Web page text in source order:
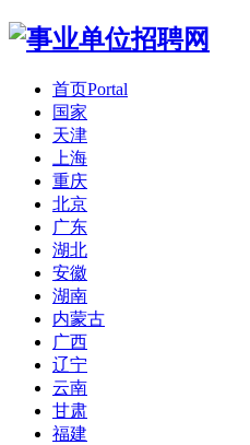
首页Portal
国家
天津
上海
重庆
北京
广东
湖北
安徽
湖南
内蒙古
广西
辽宁
云南
甘肃
福建